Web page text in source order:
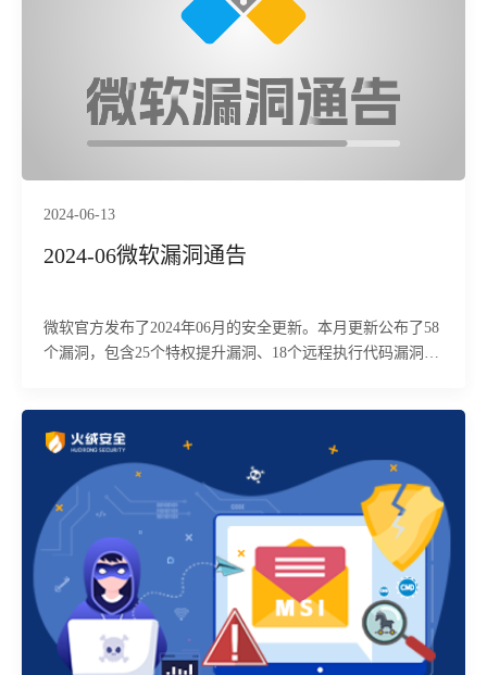
2024-06-13
2024-06微软漏洞通告
微软官方发布了2024年06月的安全更新。本月更新公布了58
个漏洞，包含25个特权提升漏洞、18个远程执行代码漏洞、